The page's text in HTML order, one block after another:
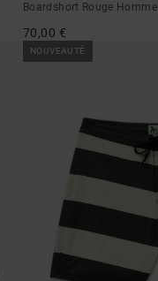
Boardshort Rouge Homme
70,00 €
NOUVEAUTÉ